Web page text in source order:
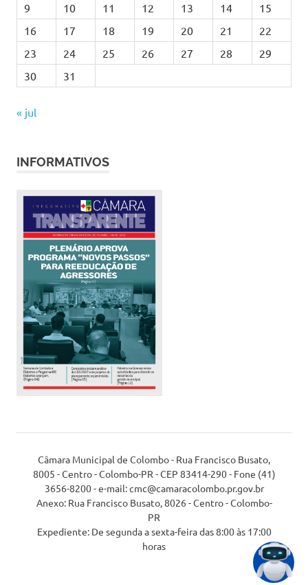
9
10 11 12 13 14
15
16
17 18 19 20 21
22
23
24 25 26 27 28
29
30
31
« jul
INFORMATIVOS
Câmara Municipal de Colombo - Rua Francisco Busato,
8005 - Centro - Colombo-PR - CEP 83414-290 - Fone (41)
3656-8200 - e-mail: cmc@camaracolombo.pr.gov.br
Anexo: Rua Francisco Busato, 8026 - Centro - Colombo-
PR
Expediente: De segunda a sexta-feira das 8:00 às 17:00
horas